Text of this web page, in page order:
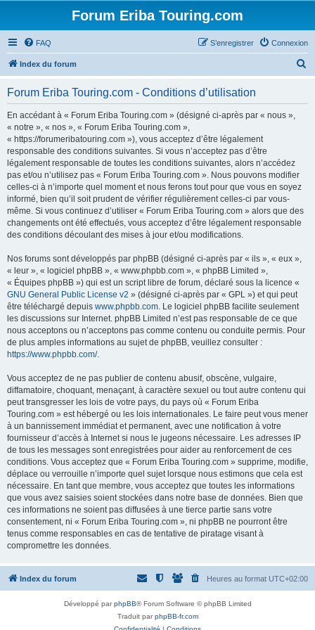
Forum Eriba Touring.com
FAQ Connexion
S’enregistrer
Index du forum
Forum Eriba Touring.com - Conditions d’utilisation
En accédant à « Forum Eriba Touring.com » (désigné ci-après par « nous »,
« notre », « nos », « Forum Eriba Touring.com »,
« https://forumeribatouring.com »), vous acceptez d’être légalement
responsable des conditions suivantes. Si vous n’acceptez pas d’être
légalement responsable de toutes les conditions suivantes, alors n’accédez
pas et/ou n’utilisez pas « Forum Eriba Touring.com ». Nous pouvons modifier
celles-ci à n’importe quel moment et nous ferons tout pour que vous en soyez
informé, bien qu’il soit prudent de vérifier régulièrement celles-ci par vous-
même. Si vous continuez d’utiliser « Forum Eriba Touring.com » alors que des
changements ont été effectués, vous acceptez d’être légalement responsable
des conditions découlant des mises à jour et/ou modifications.
Nos forums sont développés par phpBB (désigné ci-après par « ils », « eux »,
« leur », « logiciel phpBB », « www.phpbb.com », « phpBB Limited »,
« Équipes phpBB ») qui est un script libre de forum, déclaré sous la licence «
GNU General Public License v2 » (désigné ci-après par « GPL ») et qui peut
être téléchargé depuis www.phpbb.com. Le logiciel phpBB facilite seulement
les discussions sur Internet. phpBB Limited n’est pas responsable de ce que
nous acceptons ou n’acceptons pas comme contenu ou conduite permis. Pour
de plus amples informations au sujet de phpBB, veuillez consulter :
https://www.phpbb.com/.
Vous acceptez de ne pas publier de contenu abusif, obscène, vulgaire,
diffamatoire, choquant, menaçant, à caractère sexuel ou tout autre contenu qui
peut transgresser les lois de votre pays, du pays où « Forum Eriba
Touring.com » est hébergé ou les lois internationales. Le faire peut vous mener
à un bannissement immédiat et permanent, avec une notification à votre
fournisseur d’accès à Internet si nous le jugeons nécessaire. Les adresses IP
de tous les messages sont enregistrées pour aider au renforcement de ces
conditions. Vous acceptez que « Forum Eriba Touring.com » supprime, modifie,
déplace ou verrouille n’importe quel sujet lorsque nous estimons que cela est
nécessaire. En tant que membre, vous acceptez que toutes les informations
que vous avez saisies soient stockées dans notre base de données. Bien que
ces informations ne soient pas diffusées à une tierce partie sans votre
consentement, ni « Forum Eriba Touring.com », ni phpBB ne pourront être
tenus comme responsables en cas de tentative de piratage visant à
compromettre les données.
Index du forum Heures au format UTC+02:00
Développé parphpBB® Forum Software © phpBB Limited
Traduit parphpBB-fr.com